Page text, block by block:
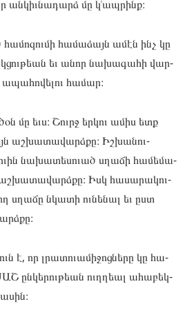
ան­կիւնա­դարձ մը կ՚ապ­րինք։
հա­մաձայն ամէն ինչ կը
եւ անոր նա­խագա­հի վար­
հա­մար։
մը եւս։ Շուրջ եր­կու ամիս ետք
աշ­խա­տավարձքը։ Իշ­խա­նու­
նա­խատե­սուած սղա­ճի հա­մեմա­
աշ­խա­տավարձքը։ Իսկ հա­սարա­կու­
սղա­ճը նկա­տի ու­նե­նալ եւ ըստ
է, որ լրա­տուա­միջոց­նե­րը կը հա­
ըն­կե­րու­թեան ուղղեալ ահա­բեկ­